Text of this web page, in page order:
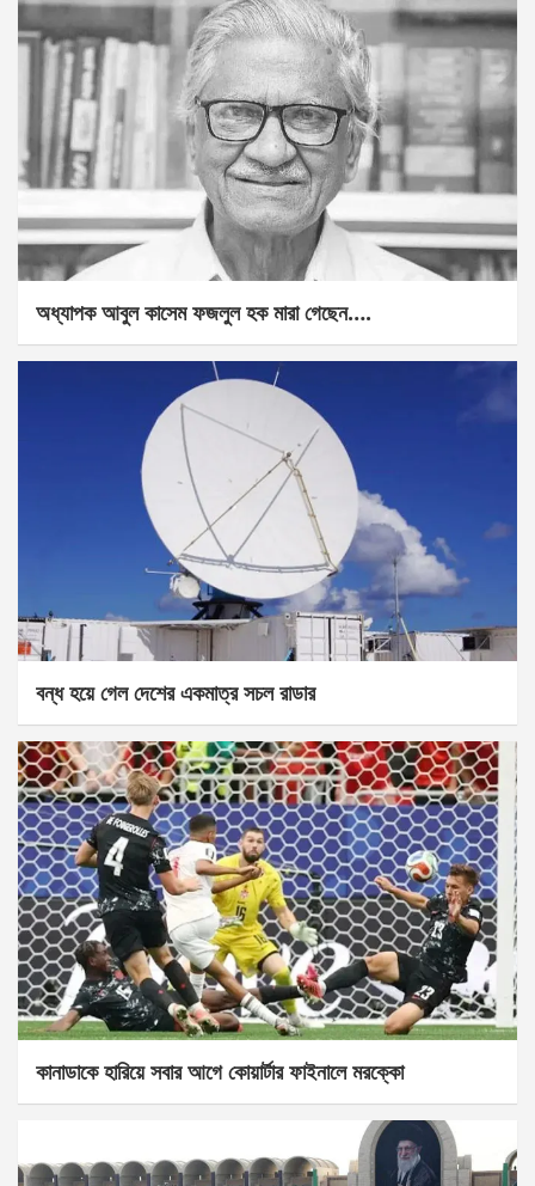
অধ্যাপক আবুল কাসেম ফজলুল হক মারা গেছেন….
বন্ধ হয়ে গেল দেশের একমাত্র সচল রাডার
কানাডাকে হারিয়ে সবার আগে কোয়ার্টার ফাইনালে মরক্কো